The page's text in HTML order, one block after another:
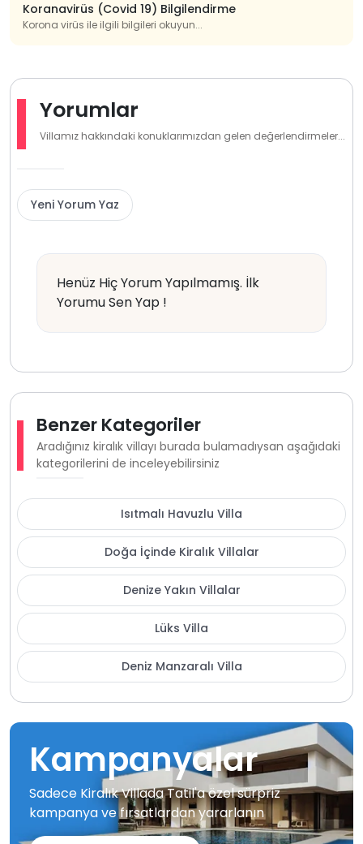
Koranavirüs (Covid 19) Bilgilendirme
Korona virüs ile ilgili bilgileri okuyun...
Yorumlar
Villamız hakkındaki konuklarımızdan gelen değerlendirmeler...
Yeni Yorum Yaz
Henüz Hiç Yorum Yapılmamış. İlk
Yorumu Sen Yap !
Benzer Kategoriler
Aradığınız kiralık villayı burada bulamadıysan aşağıdaki
kategorilerini de inceleyebilirsiniz
Isıtmalı Havuzlu Villa
Doğa İçinde Kiralık Villalar
Denize Yakın Villalar
Lüks Villa
Deniz Manzaralı Villa
Kampanyalar
Sadece Kiralık Villada Tatil'a özel sürpriz
kampanya ve fırsatlardan yararlanın